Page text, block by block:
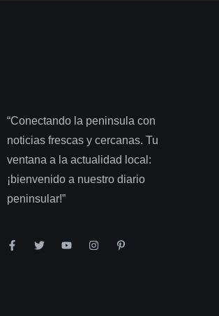
“Conectando la peninsula con
noticias frescas y cercanas. Tu
ventana a la actualidad local:
¡bienvenido a nuestro diario
peninsular!”